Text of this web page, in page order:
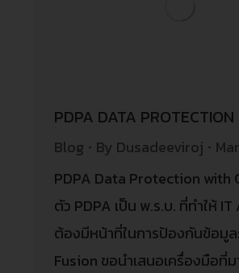
PDPA DATA PROTECTION
Blog By Dusadeeviroj
PDPA Data Protection with
ตัว PDPA เป็น พ.ร.บ. ที่ทำให้
ต้องมีหน้าที่ในการป้องกันข้อมูล
Fusion ขอนำเสนอเครื่องมือที่ม